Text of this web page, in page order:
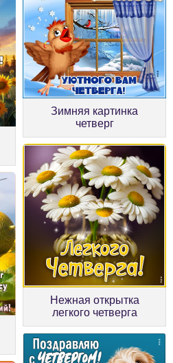
Зимняя картинка
четверг
Нежная открытка
легкого четверга